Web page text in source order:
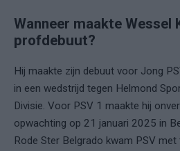
Wanneer maakte Wessel
profdebuut?
Hij maakte zijn debuut voor Jong
in een wedstrijd tegen Helmond
Divisie. Voor PSV 1 maakte hij
opwachting op 21 januari 2025 in
Rode Ster Belgrado kwam PSV